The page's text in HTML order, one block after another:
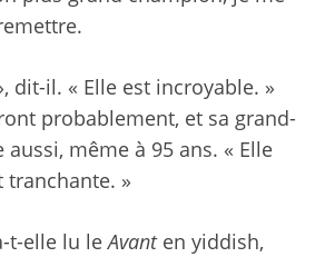
dit-il. « Elle est incroyable. »
probablement, et sa grand-
même à 95 ans. « Elle
tranchante. »
t-elle lu leAvanten yiddish,